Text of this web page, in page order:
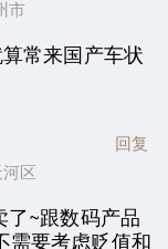
市
常来国产车状
区
回复
了~跟数码产品
需要考虑贬值和